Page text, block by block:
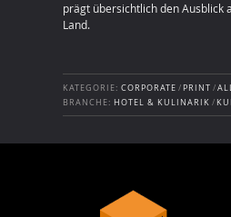
prägt übersichtlich den Ausblick
Land.
KATEGORIE: CORPORATE / PRINT /
BRANCHE: HOTEL & KULINARIK /